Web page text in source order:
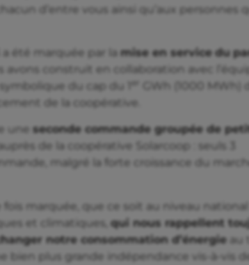
d’entre vous ainsi qu’aux personnes
a été marquée par la mise en service du
avons construit en collaboration avec
du cap du 1
er
GWh (1000 MWh)
de la coopérative.
une seconde commande groupée de
de la coopérative Solarcoop : seuls 3
malgré la forte croissance du
marquée, que ce soit au niveau national
et climatiques, qui nous rappellent
notre consommation d’énergie au
bien plus grande indépendance vis-à-vis